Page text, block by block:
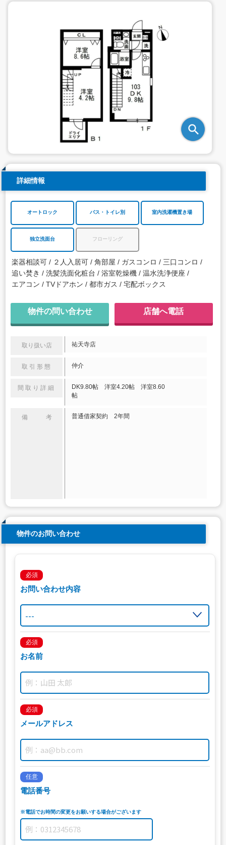
詳細情報
オートロック バス・トイレ別 室内洗濯機置き場
独立洗面台 フローリング
楽器相談可 ２人入居可 角部屋 ガスコンロ
三口コンロ
追い焚き
洗髪洗面化粧台 浴室乾燥機
温水洗浄便座
エアコン
TVドアホン 都市ガス 宅配ボックス
物件の問い合わせ 店舗へ電話
取り扱い店 祐天寺店
取引形態 仲介
間取り詳細
DK9.80帖 洋室4.20帖 洋室8.60
帖
備 考 普通借家契約 2年間
物件のお問い合わせ
必須
お問い合わせ内容
必須
お名前
必須
メールアドレス
任意
電話番号
※電話でお時間の変更をお願いする場合がございます